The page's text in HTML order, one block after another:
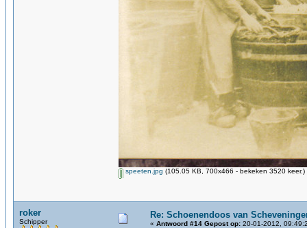
speeten.jpg (105.05 KB, 700x466 - bekeken 3520 keer.)
roker
Schipper
Re: Schoenendoos van
« Antwoord #14 Gepost op: 20-01-2012,